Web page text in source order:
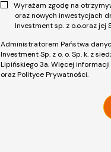
Wyrażam zgodę na
oraz nowych inwestycjach
Investment sp. z o.o.oraz jej
Administratorem Państwa
Investment Sp. z o. o. Sp. k. z
Lipińskiego 3a. Więcej
oraz Polityce Prywatności.